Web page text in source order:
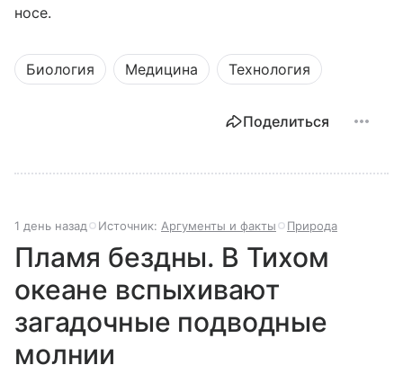
носе.
Биология Медицина Технология
Поделиться
1 день назад Источник: Аргументы и факты Природа
Пламя бездны. В Тихом
океане вспыхивают
загадочные подводные
молнии